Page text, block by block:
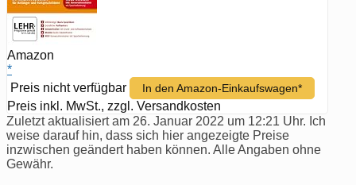
Amazon
*
Preis nicht verfügbar
In den Amazon-Einkaufswagen*
Preis inkl. MwSt., zzgl. Versandkosten
Zuletzt aktualisiert am 26. Januar 2022 um 12:21 Uhr. Ich
weise darauf hin, dass sich hier angezeigte Preise
inzwischen geändert haben können. Alle Angaben ohne
Gewähr.